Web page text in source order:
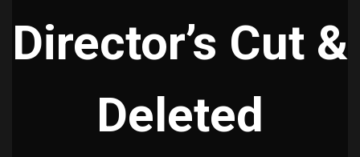
Director’s Cut &
Deleted